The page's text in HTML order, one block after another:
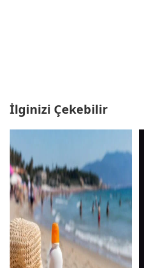
İlginizi Çekebilir